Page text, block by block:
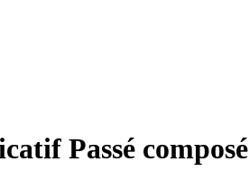
Passé composé